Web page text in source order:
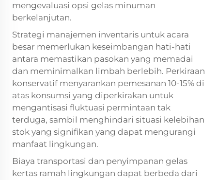
mengevaluasi opsi gelas minuman
berkelanjutan.
Strategi manajemen inventaris untuk acara
besar memerlukan keseimbangan hati-hati
antara memastikan pasokan yang memadai
dan meminimalkan limbah berlebih. Perkiraan
konservatif menyarankan pemesanan 10-15% di
atas konsumsi yang diperkirakan untuk
mengantisasi fluktuasi permintaan tak
terduga, sambil menghindari situasi kelebihan
stok yang signifikan yang dapat mengurangi
manfaat lingkungan.
Biaya transportasi dan penyimpanan gelas
kertas ramah lingkungan dapat berbeda dari